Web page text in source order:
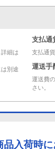
細は
別途
支払通
支払通
運送手
運送費
さい。
品入荷時